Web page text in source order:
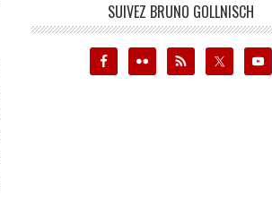
SUIVEZ BRUNO GOLLNISCH